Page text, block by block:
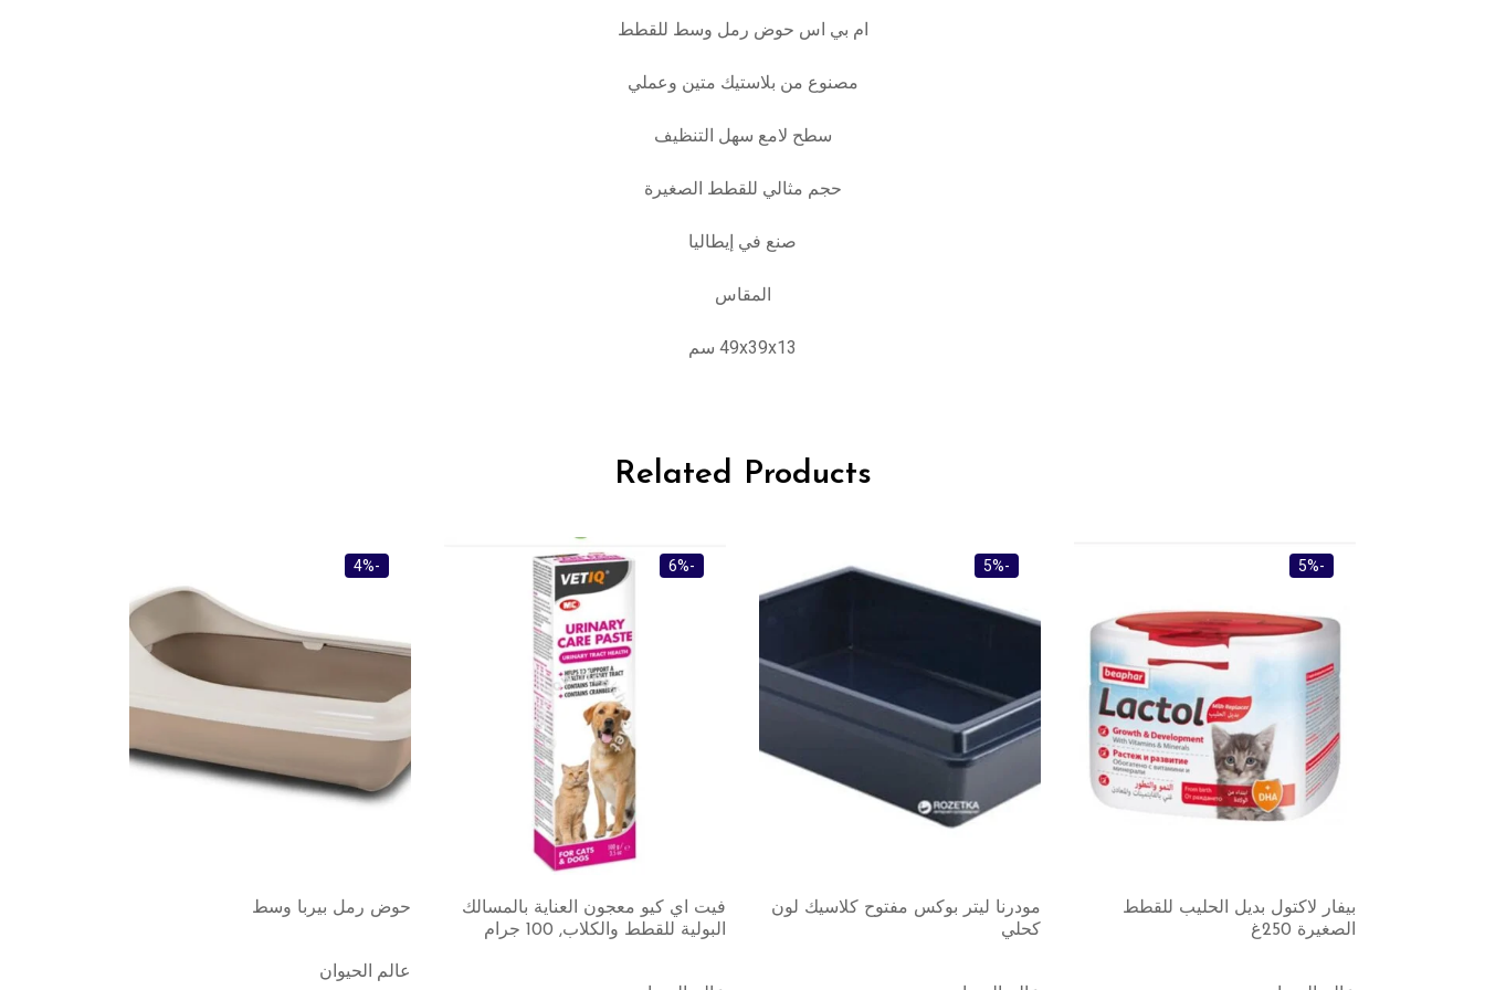
ام بي اس حوض رمل وسط للقطط
مصنوع من بلاستيك متين وعملي
سطح لامع سهل التنظيف
حجم مثالي للقطط الصغيرة
صنع في إيطاليا
المقاس
49x39x13 سم
Related Products
-5%
بيفار لاكتول بديل الحليب للقطط
الصغيرة 250غ
-5%
مودرنا ليتر بوكس مفتوح كلاسيك لون
كحلي
-6%
فيت اي كيو معجون العناية بالمسالك
البولية للقطط والكلاب, 100 جرام
-4%
حوض رمل بيربا وسط
عالم الحيوان